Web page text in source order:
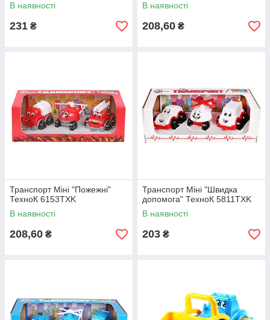
В наявності
231 ₴
В наявності
208,60 ₴
Транспорт Міні "Пожежні"
ТехноК 6153TXK
В наявності
208,60 ₴
Транспорт Міні "Швидка
допомога" ТехноК 5811TXK
В наявності
203 ₴